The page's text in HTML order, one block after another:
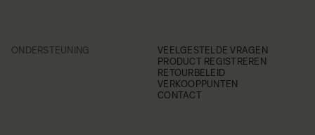
ONDERSTEUNING
VEELGESTELDE VRAGEN
PRODUCT REGISTREREN
RETOURBELEID
VERKOOPPUNTEN
CONTACT